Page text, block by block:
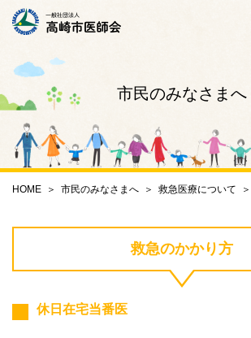
市民のみなさまへ
HOME ＞ 市民のみなさまへ ＞ 救急医療について ＞
救急のかかり方
休日在宅当番医